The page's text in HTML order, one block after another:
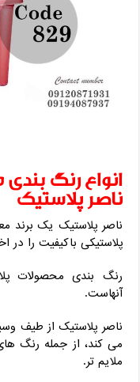
انواع رنگ
ناصر پلاستیک
ناصر پلاستیک یک برند
پلاستیکی باکیفیت را در
رنگ بندی محصولات
آنهاست.
ناصر پلاستیک از طیف
می‌ کند، از جمله رنگ‌
ملایم‌ تر.